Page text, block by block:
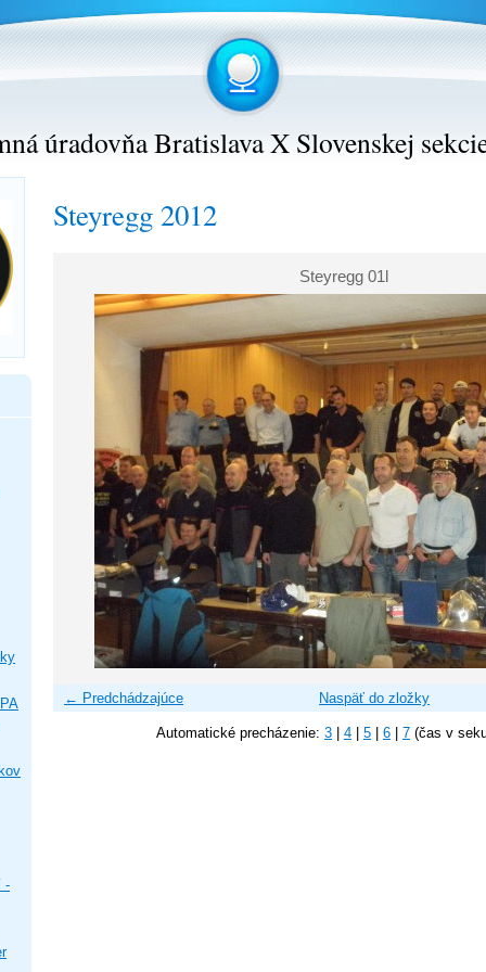
úradovňa Bratislava X Slovenskej
Steyregg 2012
Steyregg 01l
← Predchádzajúce Naspäť do zložky
Automatické precházenie: 3 4 5 6 7 (čas v
-